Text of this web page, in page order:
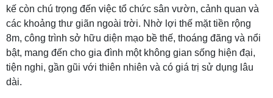
kế còn chú trọng đến việc tổ chức sân vườn, cảnh quan và
các khoảng thư giãn ngoài trời. Nhờ lợi thế mặt tiền rộng
8m, công trình sở hữu diện mạo bề thế, thoáng đãng và nổi
bật, mang đến cho gia đình một không gian sống hiện đại,
tiện nghi, gần gũi với thiên nhiên và có giá trị sử dụng lâu
dài.